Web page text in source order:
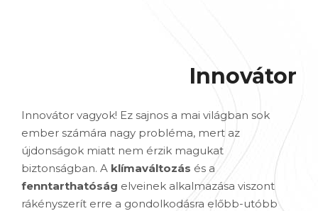
Innovátor
Innovátor vagyok! Ez sajnos a mai világban sok
ember számára nagy probléma, mert az
újdonságok miatt nem érzik magukat
biztonságban. A klímaváltozás és a
fenntarthatóság elveinek alkalmazása viszont
rákényszerít erre a gondolkodásra előbb-utóbb